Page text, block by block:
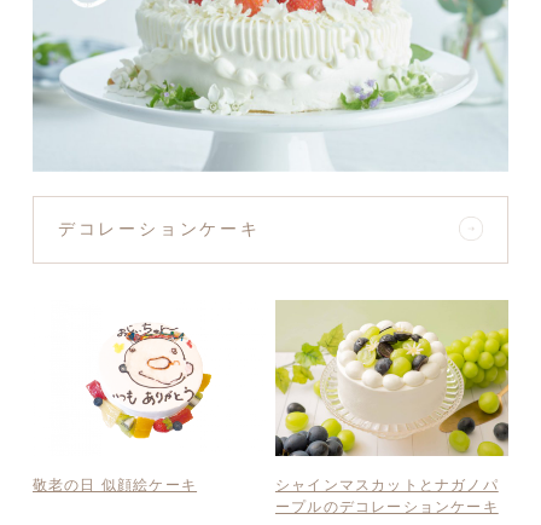
デコレーションケーキ
敬老の日 似顔絵ケーキ
シャインマスカットとナガノパ
ープルのデコレーションケーキ